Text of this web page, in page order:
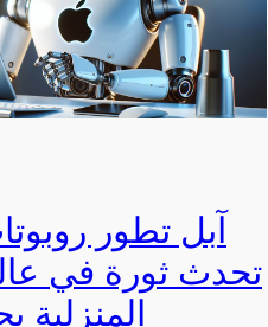
آبل تطور
تحدث ثورة في
المنزلية